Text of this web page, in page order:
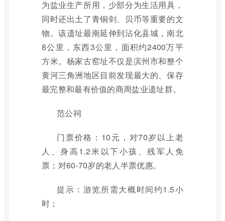
为盐业生产所用，少部分为生活用具，
同时还出土了青铜剑、贝币等重要的文
物。该遗址最南延伸到沾化县城，南北
8公里，东西3公里，面积约2400万平
方米。杨家古窑址不仅是滨州市和整个
黄河三角洲地区目前发现最大的、保存
最完整和最有价值的商周盐业遗址群。
范公祠
门票价格：10元，对70岁以上老
人、身高1.2米以下小孩、残军人免
票；对60-70岁的老人半票优惠。
提示：游览所需大概时间约1.5小
时；